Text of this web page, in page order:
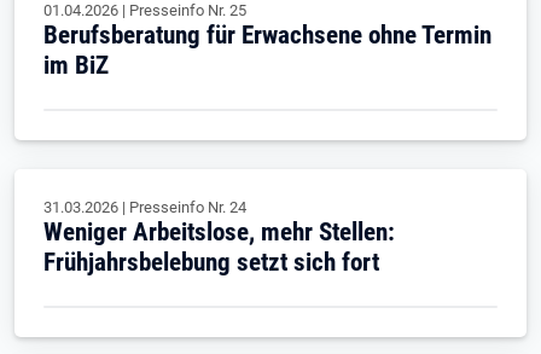
01.04.2026 | Presseinfo Nr. 25
Berufsberatung für Erwachsene ohne Termin
im BiZ
31.03.2026 | Presseinfo Nr. 24
Weniger Arbeitslose, mehr Stellen:
Frühjahrsbelebung setzt sich fort